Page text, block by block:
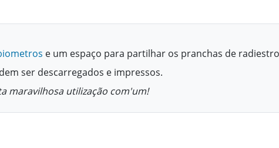
e um espaço para partilhar os pranchas de
ser descarregados e impressos.
maravilhosa utilização com'um!